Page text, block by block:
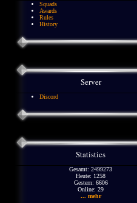
Squads
Awards
Rules
History
Server
Discord
Statistics
Gesamt: 2499273
Heute: 1258
Gestern: 6606
Online: 29
... mehr